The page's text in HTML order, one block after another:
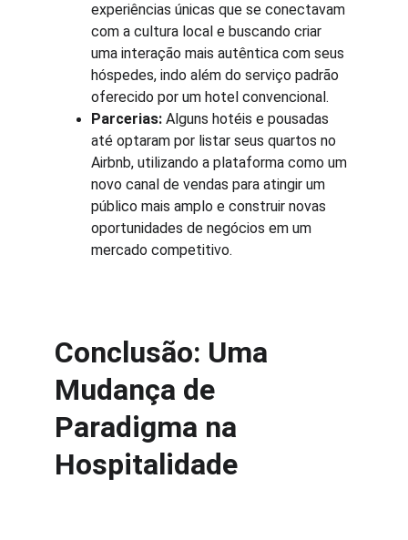
experiências únicas que se conectavam
com a cultura local e buscando criar
uma interação mais autêntica com seus
hóspedes, indo além do serviço padrão
oferecido por um hotel convencional.
Parcerias: Alguns hotéis e pousadas
até optaram por listar seus quartos no
Airbnb, utilizando a plataforma como um
novo canal de vendas para atingir um
público mais amplo e construir novas
oportunidades de negócios em um
mercado competitivo.
Conclusão: Uma
Mudança de
Paradigma na
Hospitalidade